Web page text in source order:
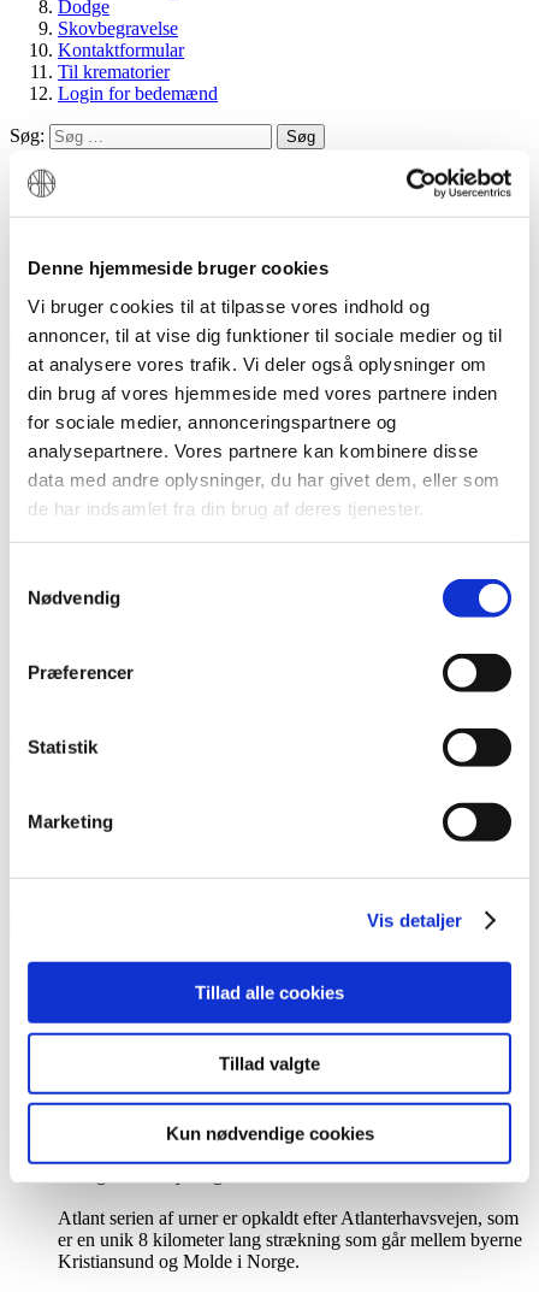
Denne hjemmeside bruger cookies
Vi bruger cookies til at tilpasse vores indhold og
annoncer, til at vise dig funktioner til sociale medier og til
at analysere vores trafik. Vi deler også oplysninger om
din brug af vores hjemmeside med vores partnere inden
for sociale medier, annonceringspartnere og
analysepartnere. Vores partnere kan kombinere disse
data med andre oplysninger, du har givet dem, eller som
de har indsamlet fra din brug af deres tjenester.
Nødvendig
Præferencer
Statistik
Marketing
Vis detaljer
Tillad alle cookies
Tillad valgte
Kun nødvendige cookies
Dodge
Skovbegravelse
Kontaktformular
Til krematorier
Login for bedemænd
Søg: Søg
Bestilling
Log ind
Søg Menu
Vi er aktiv medlem af den internationale brancheforening FIAT-
IFTA.
2020 NORDIC FUNERAL. CVR. 35890688. All Rights reserved.
Privatlivspolitik
Urner >
Atlant biourne
Flere visninger
Atlant biourne, antrazit m. orchideer, nr 27062
Beskrivelse
Atlant er en naturstofurne. Dette betyder at urnen er lavet af
Atlant serien af urner er opkaldt efter Atlanterhavsvejen, som
er en unik 8 kilometer lang strækning som går mellem byerne
Kristiansund og Molde i Norge.